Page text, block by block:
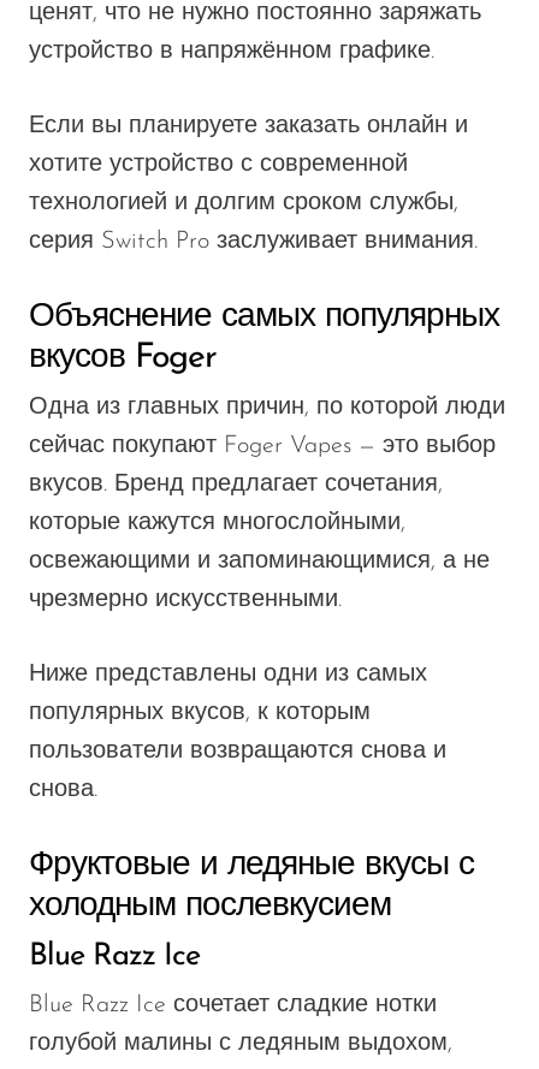
ценят, что не нужно постоянно заряжать
устройство в напряжённом графике.
Если вы планируете заказать онлайн и
хотите устройство с современной
технологией и долгим сроком службы,
серия Switch Pro заслуживает внимания.
Объяснение самых популярных
вкусов Foger
Одна из главных причин, по которой люди
сейчас покупают Foger Vapes — это выбор
вкусов. Бренд предлагает сочетания,
которые кажутся многослойными,
освежающими и запоминающимися, а не
чрезмерно искусственными.
Ниже представлены одни из самых
популярных вкусов, к которым
пользователи возвращаются снова и
снова.
Фруктовые и ледяные вкусы с
холодным послевкусием
Blue Razz Ice
Blue Razz Ice сочетает сладкие нотки
голубой малины с ледяным выдохом,